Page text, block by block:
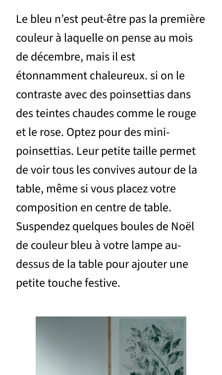
Le bleu n’est peut-être pas la première
couleur à laquelle on pense au mois
de décembre, mais il est
étonnamment chaleureux. si on le
contraste avec des poinsettias dans
des teintes chaudes comme le rouge
et le rose. Optez pour des mini-
poinsettias. Leur petite taille permet
de voir tous les convives autour de la
table, même si vous placez votre
composition en centre de table.
Suspendez quelques boules de Noël
de couleur bleu à votre lampe au-
dessus de la table pour ajouter une
petite touche festive.